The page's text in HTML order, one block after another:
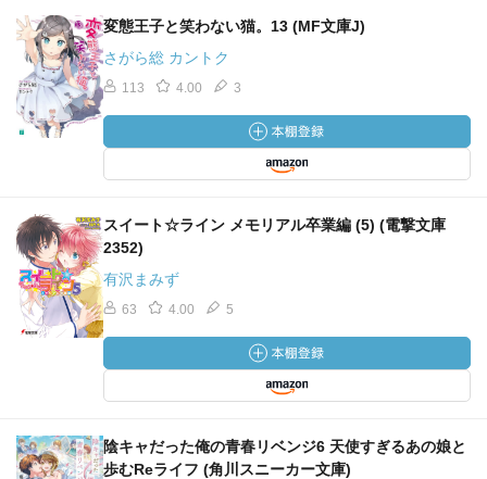
変態王子と笑わない猫。13 (MF文庫J)
さがら総 カントク
113 4.00 3
スイート☆ライン メモリアル卒業編 (5) (電撃文庫
2352)
有沢まみず
63 4.00 5
陰キャだった俺の青春リベンジ6 天使すぎるあの娘と
歩むReライフ (角川スニーカー文庫)